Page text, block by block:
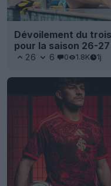
Dévoilement du
pour la saison 26-27
26 6 0 1.8K 1j